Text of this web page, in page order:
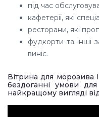
під час
кафетерії, які
ресторани, які
фудкорти та інші
виніс.
Вітрина для морозива
бездоганні умови
найкращому вигляді